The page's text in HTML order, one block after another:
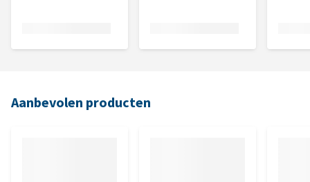
Aanbevolen producten